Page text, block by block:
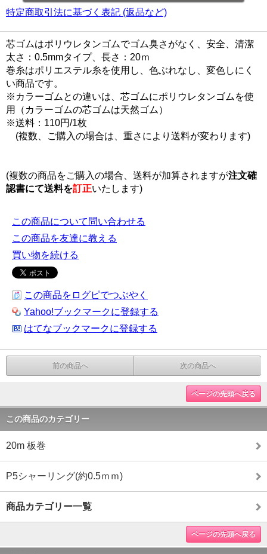
特定商取引法に基づく表記 (返品など)
芯ゴムはポリウレタンゴムでゴム臭さがなく、安全、清潔
太さ：0.5mmタイプ、長さ：20ｍ
巻糸はポリエステル糸を使用し、色ぶれなし、変色しにく
い商品です。
※カラーゴムとの違いは、芯ゴムにポリウレタンゴムを使
用（カラーゴムの芯ゴムは天然ゴム）
※送料：110円/1枚
(複数、ご購入の場合は、重さにより送料が変わります)
(複数の商品をご購入の場合、送料が加算されますが注文確
認書にて送料を訂正いたします)
この商品について問い合わせる
この商品を友達に教える
買い物を続ける
この商品をログピでつぶやく
Yahoo!ブックマークに登録する
はてなブックマークに登録する
前の商品へ 次の商品へ
ページの先頭へ戻る
この商品のカテゴリー
20m 板巻
P5シャーリング(約0.5ｍｍ)
商品カテゴリー一覧
ページの先頭へ戻る